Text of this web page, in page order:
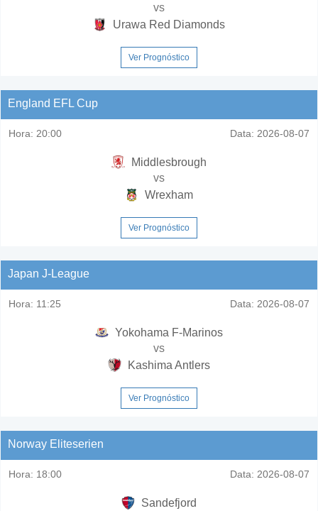
vs
Urawa Red Diamonds
Ver Prognóstico
England EFL Cup
Hora: 20:00 Data: 2026-08-07
Middlesbrough
vs
Wrexham
Ver Prognóstico
Japan J-League
Hora: 11:25 Data: 2026-08-07
Yokohama F-Marinos
vs
Kashima Antlers
Ver Prognóstico
Norway Eliteserien
Hora: 18:00 Data: 2026-08-07
Sandefjord